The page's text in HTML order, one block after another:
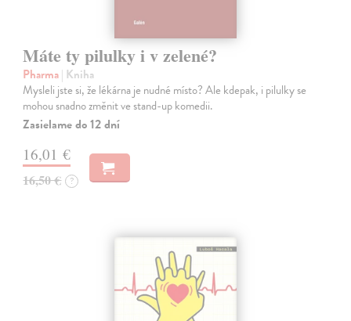
Máte ty pilulky i v zelené?
Pharma| Kniha
Mysleli jste si, že lékárna je nudné místo? Ale kdepak, i pilulky se
mohou snadno změnit ve stand-up komedii.
Zasielame do 12 dní
16,01 €
16,50 € ?